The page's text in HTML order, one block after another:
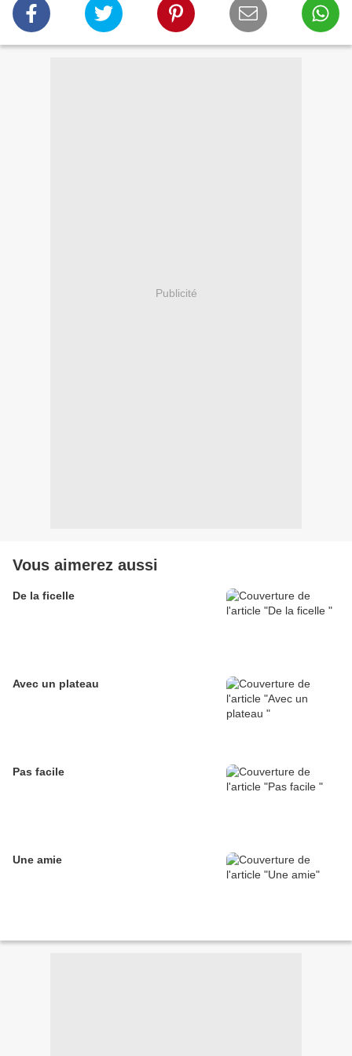
Publicité
Vous aimerez aussi
De la ficelle
Avec un plateau
Pas facile
Une amie